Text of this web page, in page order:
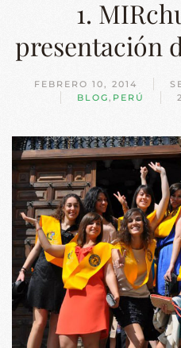
1.
presentación
FEBRERO 10, 2014
BLOG , PERÚ